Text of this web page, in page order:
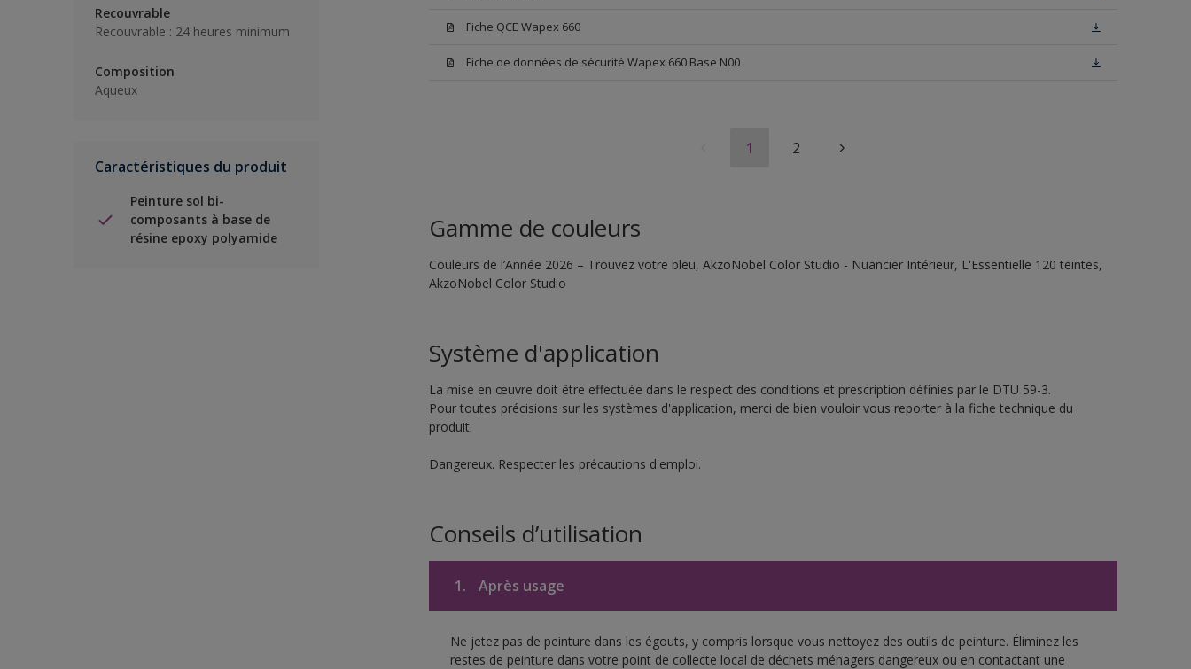
Recouvrable
Recouvrable : 24 heures minimum
Composition
Aqueux
Caractéristiques du produit
Peinture sol bi-
composants à base de
résine epoxy polyamide
Fiche QCE Wapex 660
Fiche de données de sécurité Wapex 660 Base N00
1 2
Gamme de couleurs
Couleurs de l’Année 2026 – Trouvez votre bleu, AkzoNobel Color Studio - Nuancier Intérieur, L'Essentielle 120 teintes,
AkzoNobel Color Studio
Système d'application
La mise en œuvre doit être effectuée dans le respect des conditions et prescription définies par le DTU 59-3.
Pour toutes précisions sur les systèmes d'application, merci de bien vouloir vous reporter à la fiche technique du
produit.
Dangereux. Respecter les précautions d'emploi.
Conseils d’utilisation
1. Après usage
Ne jetez pas de peinture dans les égouts, y compris lorsque vous nettoyez des outils de peinture. Éliminez les
restes de peinture dans votre point de collecte local de déchets ménagers dangereux ou en contactant une